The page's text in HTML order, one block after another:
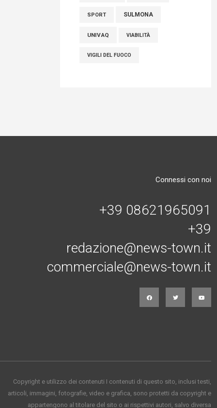
SPORT SULMONA
UNIVAQ VIABILITÀ
VIGILI DEL FUOCO
Connessi con noi
+39 08621965091
+39
redazione@news-town.it
commerciale@news-town.it
Copyright e utilizzo dei contenuti I contenuti di questo sito, inclusi testi,
articoli, immagini, fotografie, video e grafica, sono protetti da copyright e
appartengono al titolare del sito o ai rispettivi autori, salvo diversa